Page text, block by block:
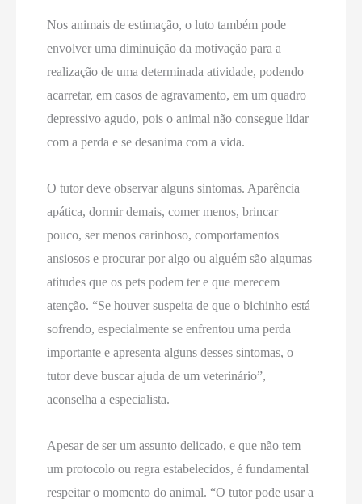
Nos animais de estimação, o luto também pode
envolver uma diminuição da motivação para a
realização de uma determinada atividade, podendo
acarretar, em casos de agravamento, em um quadro
depressivo agudo, pois o animal não consegue lidar
com a perda e se desanima com a vida.
O tutor deve observar alguns sintomas. Aparência
apática, dormir demais, comer menos, brincar
pouco, ser menos carinhoso, comportamentos
ansiosos e procurar por algo ou alguém são algumas
atitudes que os pets podem ter e que merecem
atenção. “Se houver suspeita de que o bichinho está
sofrendo, especialmente se enfrentou uma perda
importante e apresenta alguns desses sintomas, o
tutor deve buscar ajuda de um veterinário”,
aconselha a especialista.
Apesar de ser um assunto delicado, e que não tem
um protocolo ou regra estabelecidos, é fundamental
respeitar o momento do animal. “O tutor pode usar a